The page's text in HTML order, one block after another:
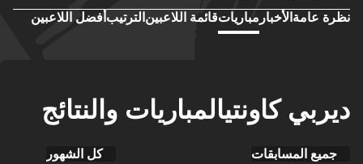
نظرة عامة الأخبار مبارياتقائمة اللاعبين الترتيب أفضل اللاعبين
ديربي كاونتيالمباريات والنتائج
جميع المسابقات كل الشهور